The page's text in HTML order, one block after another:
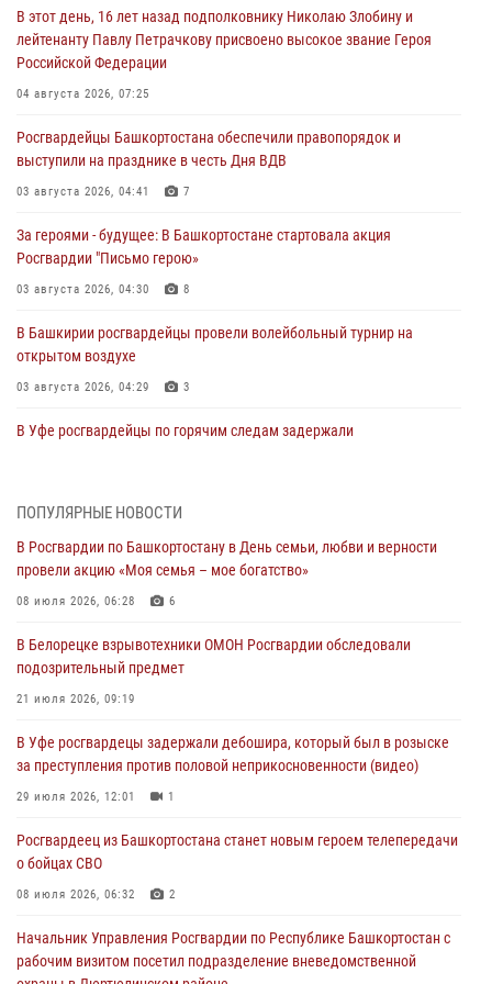
В этот день, 16 лет назад подполковнику Николаю Злобину и
лейтенанту Павлу Петрачкову присвоено высокое звание Героя
Российской Федерации
04 августа 2026, 07:25
Росгвардейцы Башкортостана обеспечили правопорядок и
выступили на празднике в честь Дня ВДВ
03 августа 2026, 04:41 7
За героями - будущее: В Башкортостане стартовала акция
Росгвардии "Письмо герою»
03 августа 2026, 04:30 8
В Башкирии росгвардейцы провели волейбольный турнир на
открытом воздухе
03 августа 2026, 04:29 3
В Уфе росгвардейцы по горячим следам задержали
Башкортостана ответил на вопросы граждан
30 июля 2026, 12:54
за преступления против половой неприкосновенности (видео)
29 июля 2026, 12:01
Башкортостана проведет прямую линию
29 июля 2026, 10:52
Росгвардию
ПОПУЛЯРНЫЕ НОВОСТИ
В Росгвардии по Башкортостану в День семьи, любви и верности
провели акцию «Моя семья – мое богатство»
08 июля 2026, 06:28 6
В Белорецке взрывотехники ОМОН Росгвардии обследовали
подозрительный предмет
21 июля 2026, 09:19
В Уфе росгвардецы задержали дебошира, который был в розыске
за преступления против половой неприкосновенности (видео)
29 июля 2026, 12:01 1
Росгвардеец из Башкортостана станет новым героем телепередачи
о бойцах СВО
08 июля 2026, 06:32 2
Начальник Управления Росгвардии по Республике Башкортостан с
рабочим визитом посетил подразделение вневедомственной